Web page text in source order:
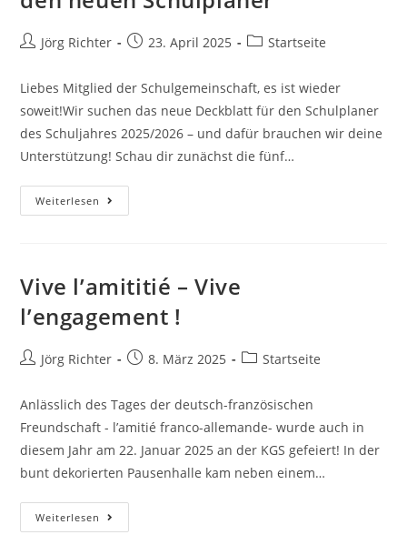
Jörg Richter 23. April 2025 Startseite
Liebes Mitglied der Schulgemeinschaft, es ist wieder
soweit!Wir suchen das neue Deckblatt für den Schulplaner
des Schuljahres 2025/2026 – und dafür brauchen wir deine
Unterstützung! Schau dir zunächst die fünf…
Weiterlesen
Vive l’amititié – Vive
l’engagement !
Jörg Richter 8. März 2025 Startseite
Anlässlich des Tages der deutsch-französischen
Freundschaft - l’amitié franco-allemande- wurde auch in
diesem Jahr am 22. Januar 2025 an der KGS gefeiert! In der
bunt dekorierten Pausenhalle kam neben einem…
Weiterlesen